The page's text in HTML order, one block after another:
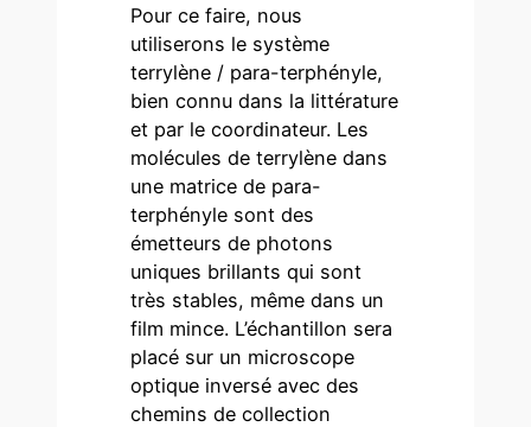
Pour ce faire, nous
utiliserons le système
terrylène / para-terphényle,
bien connu dans la littérature
et par le coordinateur. Les
molécules de terrylène dans
une matrice de para-
terphényle sont des
émetteurs de photons
uniques brillants qui sont
très stables, même dans un
film mince. L’échantillon sera
placé sur un microscope
optique inversé avec des
chemins de collection